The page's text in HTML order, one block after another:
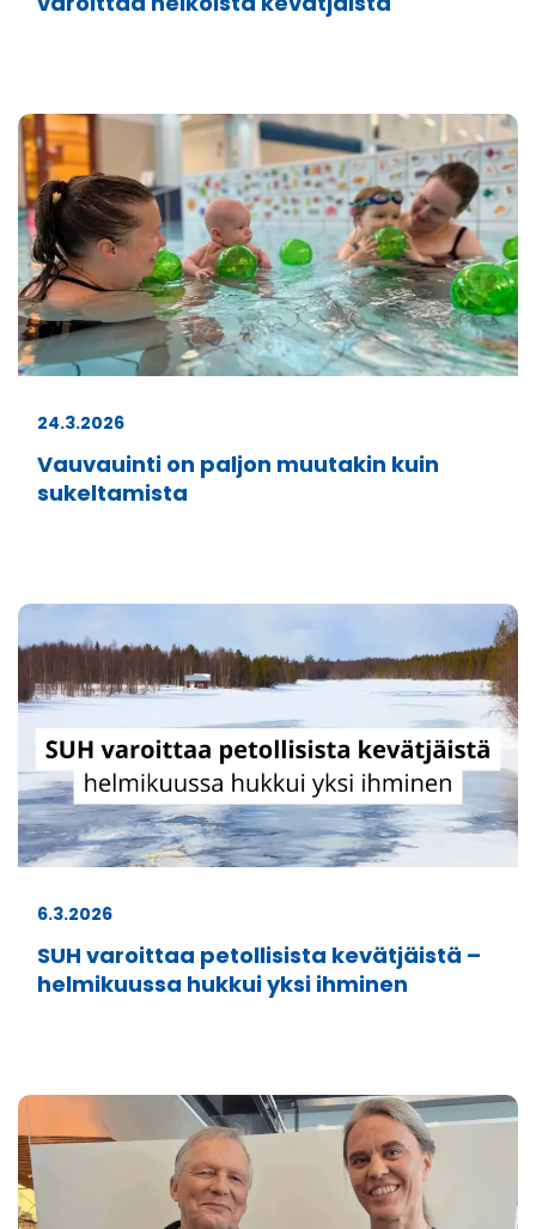
24.3.2026
Vauvauinti on paljon muutakin kuin
sukeltamista
6.3.2026
SUH varoittaa petollisista kevätjäistä –
helmikuussa hukkui yksi ihminen